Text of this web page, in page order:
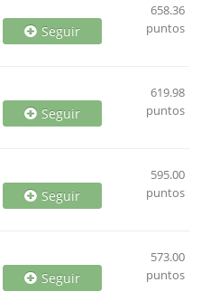
Seguir
658.36
puntos
Seguir
619.98
puntos
Seguir
595.00
puntos
Seguir
573.00
puntos